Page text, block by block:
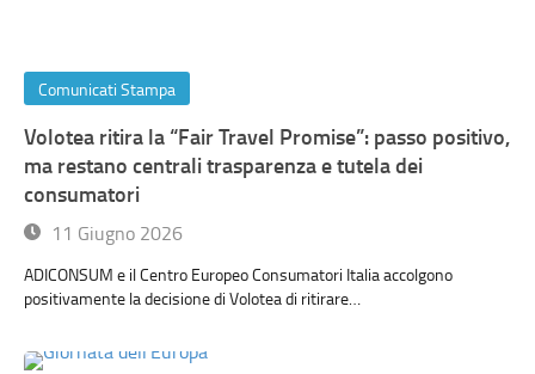
Comunicati Stampa
Volotea ritira la “Fair Travel Promise”: passo positivo,
ma restano centrali trasparenza e tutela dei
consumatori
11 Giugno 2026
ADICONSUM e il Centro Europeo Consumatori Italia accolgono
positivamente la decisione di Volotea di ritirare…